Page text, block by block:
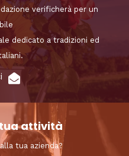
verificherà per un
dedicato a tradizioni ed
attività
tua azienda?